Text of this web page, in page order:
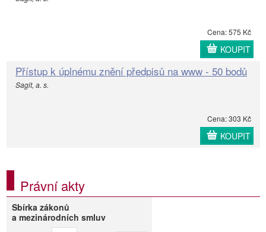
Cena: 575 Kč
KOUPIT
Přístup k úplnému znění předpisů na www - 50 bodů
Sagit, a. s.
Cena: 303 Kč
KOUPIT
Právní akty
Sbírka zákonů
a mezinárodních smluv